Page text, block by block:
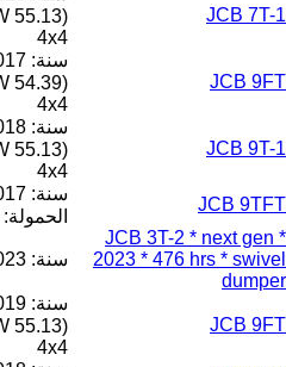
JCB 7T-1
4x4
JCB 9FT
4x4
JCB 9T-1
4x4
JCB 9TFT
الحمولة:
JCB 3T-2 * next gen *
2023 * 476 hrs * swivel
dumper
سنة: 2023
JCB 9FT
4x4